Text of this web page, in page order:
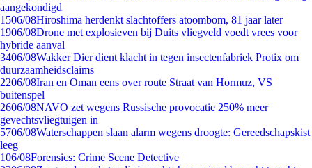
aangekondigd
1506/08Hiroshima herdenkt slachtoffers atoombom, 81 jaar later
1906/08Drone met explosieven bij Duits vliegveld voedt vrees voor
hybride aanval
3406/08Wakker Dier dient klacht in tegen insectenfabriek Protix om
duurzaamheidsclaims
2206/08Iran en Oman eens over route Straat van Hormuz, VS
buitenspel
2606/08NAVO zet wegens Russische provocatie 250% meer
gevechtsvliegtuigen in
5706/08Waterschappen slaan alarm wegens droogte: Gereedschapskist
leeg
106/08Forensics: Crime Scene Detective